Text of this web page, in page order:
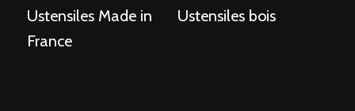
Ustensiles Made in
France
Ustensiles bois